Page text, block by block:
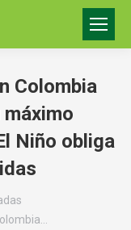
Colombia
Niño obliga